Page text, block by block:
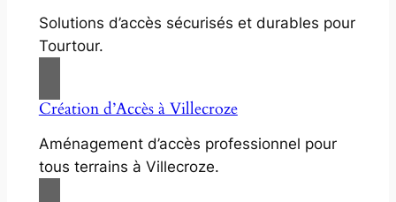
Solutions d’accès sécurisés et durables pour
Tourtour.
Création d’Accès à Villecroze
Aménagement d’accès professionnel pour
tous terrains à Villecroze.